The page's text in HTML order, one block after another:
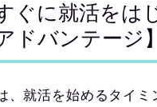
ぐに就活をは
ドバンテージ】
、就活を始めるタイミ